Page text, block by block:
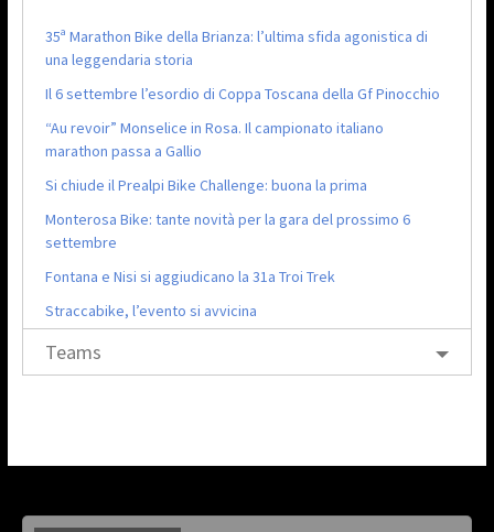
35ª Marathon Bike della Brianza: l’ultima sfida agonistica di
una leggendaria storia
Il 6 settembre l’esordio di Coppa Toscana della Gf Pinocchio
“Au revoir” Monselice in Rosa. Il campionato italiano
marathon passa a Gallio
Si chiude il Prealpi Bike Challenge: buona la prima
Monterosa Bike: tante novità per la gara del prossimo 6
settembre
Fontana e Nisi si aggiudicano la 31a Troi Trek
Straccabike, l’evento si avvicina
Teams